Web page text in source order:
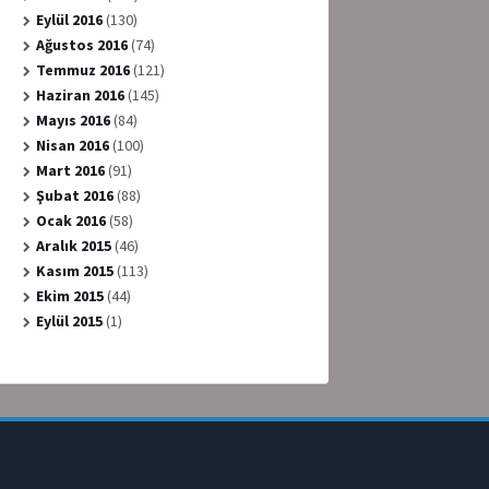
Eylül 2016(130)
Ağustos 2016(74)
Temmuz 2016(121)
Haziran 2016(145)
Mayıs 2016(84)
Nisan 2016(100)
Mart 2016(91)
Şubat 2016(88)
Ocak 2016(58)
Aralık 2015(46)
Kasım 2015(113)
Ekim 2015(44)
Eylül 2015(1)